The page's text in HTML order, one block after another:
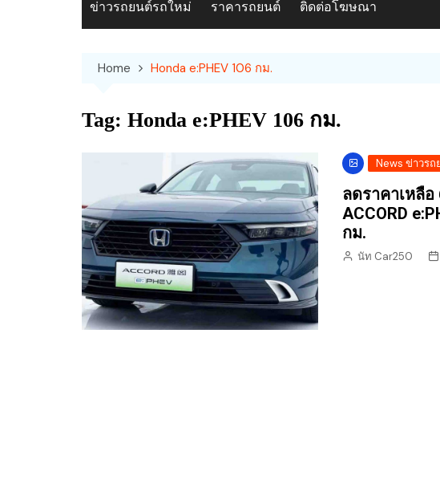
ข่าวรถยนต์รถใหม่ ราคารถยนต์ ติดต่อโฆษณา
Home Honda e:PHEV 106 กม.
Tag: Honda e:PHEV 106 กม.
News ข่าวร
ลดราคาเหลือ
ACCORD
กม.
นัท Car250